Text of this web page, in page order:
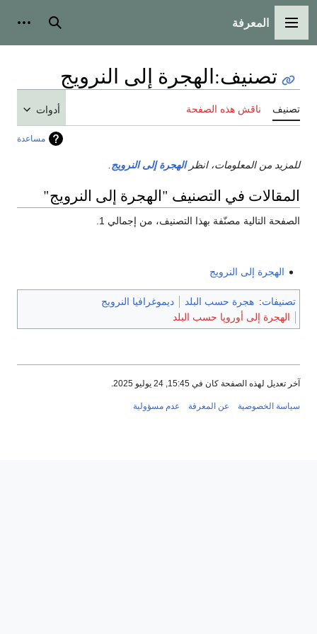
القائمة الرئيسية
المعرفة بحث
تصنيف:الهجرة إلى النرويج
تصنيف ناقش هذه الصفحة أدوات
مساعدة
للمزيد من المعلومات، انظرالهجرة إلى النرويج
المقالات في التصنيف "الهجرة إلى النرويج"
الصفحة التالية مصنّفة بهذا التصنيف، من إجمالي 1.
الهجرة إلى النرويج
تصنيفات: هجرة حسب البلد
ديموغرافيا النرويج
الهجرة إلى أوروپا حسب البلد
آخر تعديل لهذه الصفحة كان في 15:45, 24 يوليو 2025.
سياسة الخصوصية عن المعرفة عدم مسؤولية